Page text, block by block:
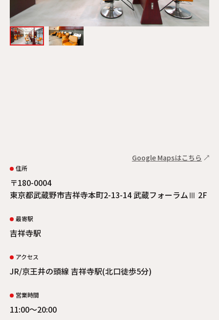
Google Mapsはこちら
住所
〒180-0004
東京都武蔵野市吉祥寺本町2-13-14 武蔵フォーラムⅢ 2F
最寄駅
吉祥寺駅
アクセス
JR/京王井の頭線 吉祥寺駅(北口徒歩5分)
営業時間
11:00〜20:00